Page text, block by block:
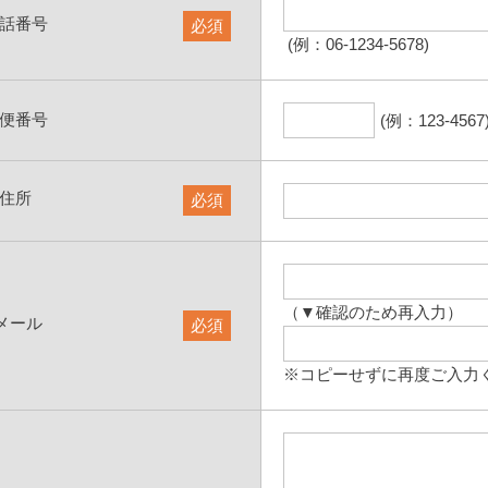
必須
番号
(例：06-1234-5678)
番号 (例：123-4567)
必須
所
必須
ール
（▼確認のため再入力）
※コピーせずに再度ご入力